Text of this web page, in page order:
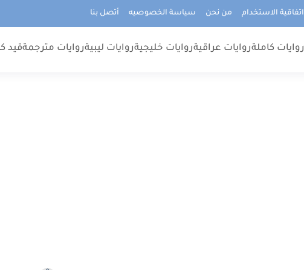
اتفاقية الاستخدام من نحن سياسة الخصوصيه أتصل بنا
روايات كاملةروايات عراقيةروايات خليجيةروايات ليبيةروايات مترجمةقيد